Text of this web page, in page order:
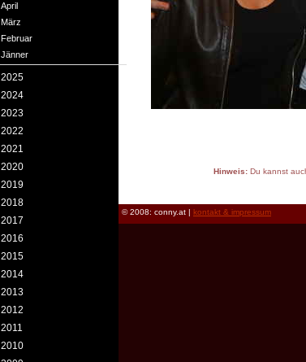
April
März
Februar
Jänner
2025
2024
2023
2022
2021
2020
2019
2018
2017
2016
2015
2014
2013
2012
2011
2010
Hinweis:Du kannst
© 2008: conny.at | kontakt & impressum